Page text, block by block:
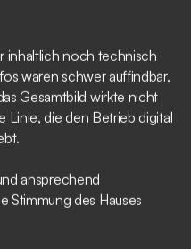
inhaltlich noch technisch
waren schwer auffindbar,
Gesamtbild wirkte nicht
Linie, die den Betrieb digital
ansprechend
Stimmung des Hauses